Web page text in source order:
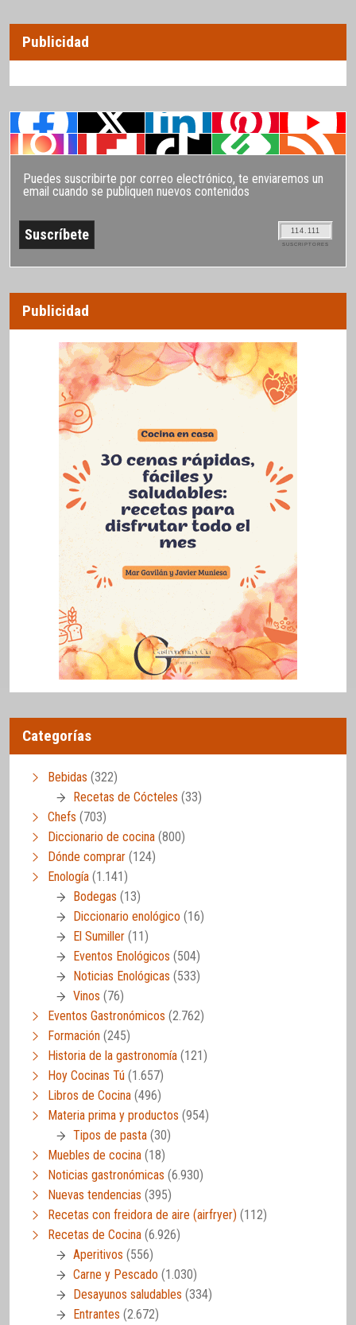
Publicidad
Puedes suscribirte por correo electrónico, te enviaremos un
email cuando se publiquen nuevos contenidos
114.111
SUSCRIPTORES
Publicidad
Categorías
Bebidas (322)
Recetas de Cócteles (33)
Chefs (703)
Diccionario de cocina (800)
Dónde comprar (124)
Enología (1.141)
Bodegas (13)
Diccionario enológico (16)
El Sumiller (11)
Eventos Enológicos (504)
Noticias Enológicas (533)
Vinos (76)
Eventos Gastronómicos (2.762)
Formación (245)
Historia de la gastronomía (121)
Hoy Cocinas Tú (1.657)
Libros de Cocina (496)
Materia prima y productos (954)
Tipos de pasta (30)
Muebles de cocina (18)
Noticias gastronómicas (6.930)
Nuevas tendencias (395)
Recetas con freidora de aire (airfryer) (112)
Recetas de Cocina (6.926)
Aperitivos (556)
Carne y Pescado (1.030)
Desayunos saludables (334)
Entrantes (2.672)